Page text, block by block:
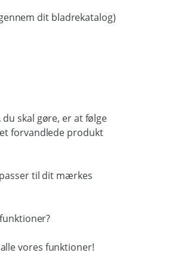
dit bladrekatalog)
skal gøre, er at følge
forvandlede produkt
til dit mærkes
vores funktioner!